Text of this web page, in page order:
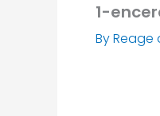
1-
ByReage